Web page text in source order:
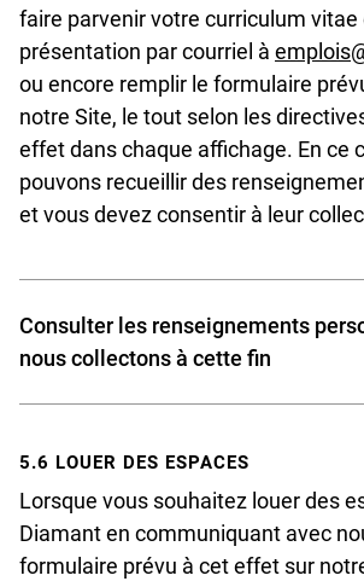
faire parvenir votre curriculum vitae
présentation par courriel à
ou encore remplir le formulaire
notre Site, le tout selon les
effet dans chaque affichage. En ce
pouvons recueillir des
et vous devez consentir à leur
Consulter les renseignements
nous collectons à cette fin
Prénom ;
Adresse courriel ;
5.6 LOUER DES ESPACES
Lorsque vous souhaitez louer des
Diamant en communiquant avec
formulaire prévu à cet effet sur